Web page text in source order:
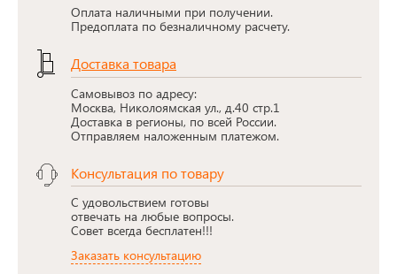
Оплата наличными при получении.
Предоплата по безналичному расчету.
Доставка товара
Самовывоз по адресу:
Москва, Николоямская ул., д.40 стр.1
Доставка в регионы, по всей России.
Отправляем наложенным платежом.
Консультация по товару
С удовольствием готовы
отвечать на любые вопросы.
Совет всегда бесплатен!!!
Заказать консультацию